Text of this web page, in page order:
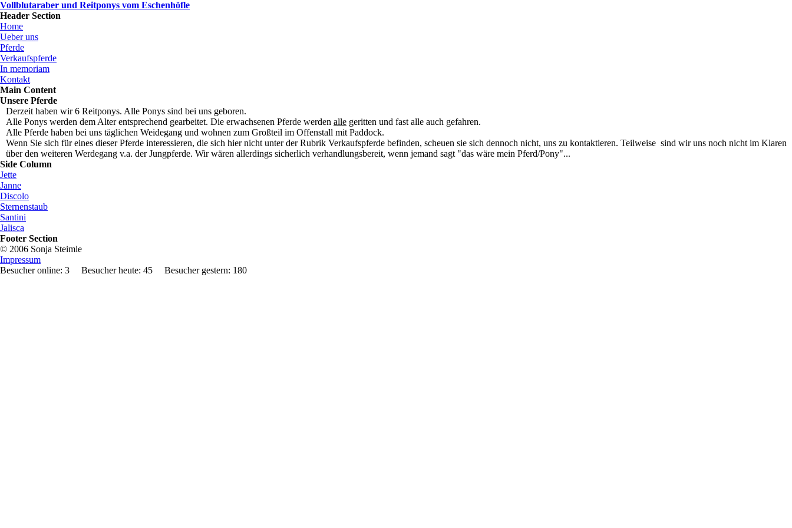
Vollblutaraber und Reitponys vom Eschenhöfle
Header Section
Home
Ueber uns
Pferde
Verkaufspferde
In memoriam
Kontakt
Main Content
Unsere Pferde
Derzeit haben wir 6 Reitponys. Alle Ponys sind bei uns geboren.
Alle Ponys werden dem Alter entsprechend gearbeitet. Die erwachsenen Pferde werden alle geritten und fast alle auch gefahren.
Alle Pferde haben bei uns täglichen Weidegang und wohnen zum Großteil im Offenstall mit Paddock.
Wenn Sie sich für eines dieser Pferde interessieren, die sich hier nicht unter der Rubrik Verkaufspferde befinden, scheuen sie sich dennoch nicht, uns zu kontaktieren. Teilweise sind wir uns noch nicht im Klaren
über den weiteren Werdegang v.a. der Jungpferde. Wir wären allerdings sicherlich verhandlungsbereit, wenn jemand sagt "das wäre mein Pferd/Pony"...
Side Column
Jette
Janne
Discolo
Sternenstaub
Santini
Jalisca
Footer Section
© 2006 Sonja Steimle
Impressum
Besucher online: 3 Besucher heute: 45 Besucher gestern: 180